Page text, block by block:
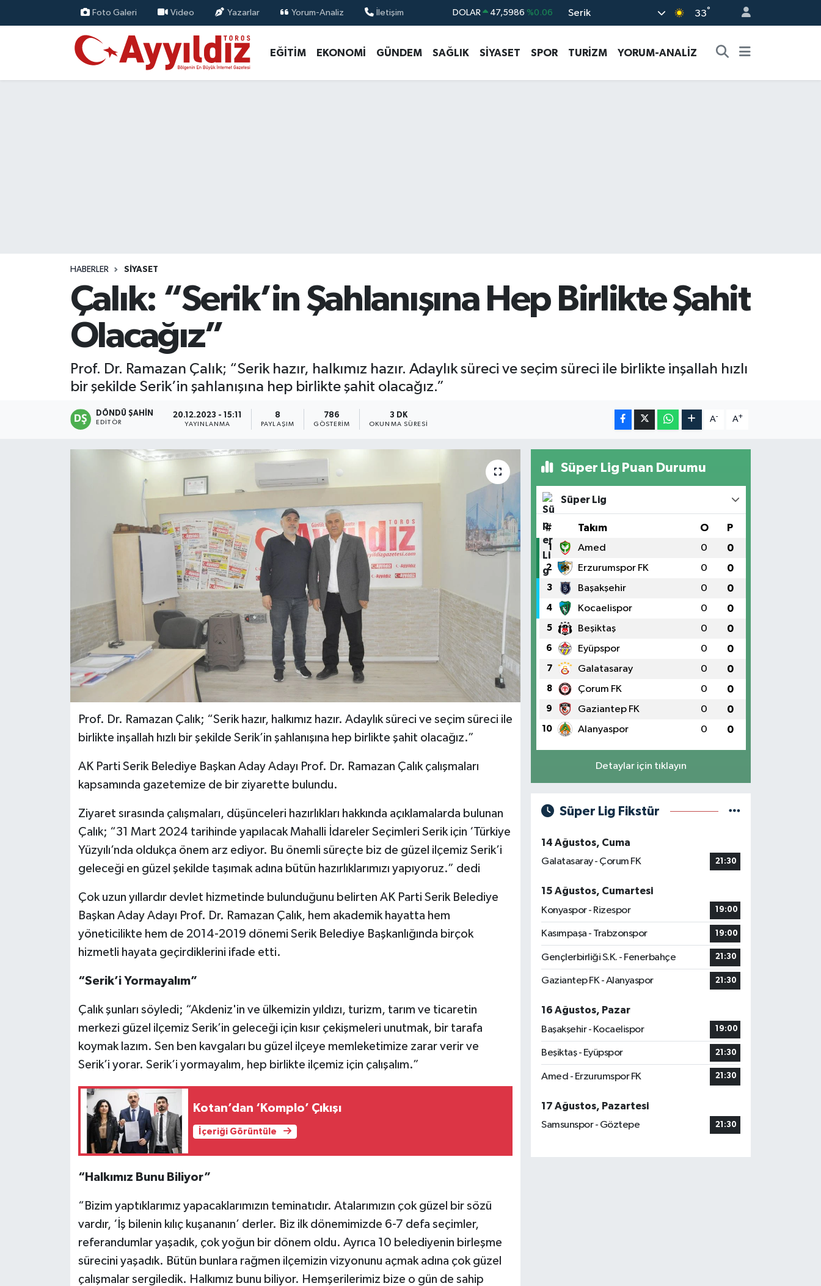
Foto Galeri Video Yazarlar Yorum-Analiz İletişim DOLAR 47,5986 %0.06
STERLİN 64,2438 %0.21
GRAM ALTIN 6518.23 %0.39
Serik 33°
EĞİTİM EKONOMİ GÜNDEM SAĞLIK SİYASET SPOR TURİZM YORUM-ANALİZ
HABERLER SİYASET
Çalık: “Serik’in Şahlanışına Hep Birlikte Şahit
Olacağız”
Prof. Dr. Ramazan Çalık; “Serik hazır, halkımız hazır. Adaylık süreci ve seçim süreci ile birlikte inşallah hızlı
bir şekilde Serik’in şahlanışına hep birlikte şahit olacağız.”
DÖNDÜ ŞAHİN
EDITÖR
20.12.2023 - 15:11
YAYINLANMA
8
PAYLAŞIM
786
GÖSTERIM
3 DK
OKUNMA SÜRESI
A- A+
Prof. Dr. Ramazan Çalık; “Serik hazır, halkımız hazır. Adaylık süreci ve seçim süreci ile
birlikte inşallah hızlı bir şekilde Serik’in şahlanışına hep birlikte şahit olacağız.”
AK Parti Serik Belediye Başkan Aday Adayı Prof. Dr. Ramazan Çalık çalışmaları
kapsamında gazetemize de bir ziyarette bulundu.
Ziyaret sırasında çalışmaları, düşünceleri hazırlıkları hakkında açıklamalarda bulunan
Çalık; “31 Mart 2024 tarihinde yapılacak Mahalli İdareler Seçimleri Serik için ‘Türkiye
Yüzyılı’nda oldukça önem arz ediyor. Bu önemli süreçte biz de güzel ilçemiz Serik’i
geleceği en güzel şekilde taşımak adına bütün hazırlıklarımızı yapıyoruz.” dedi
Çok uzun yıllardır devlet hizmetinde bulunduğunu belirten AK Parti Serik Belediye
Başkan Aday Adayı Prof. Dr. Ramazan Çalık, hem akademik hayatta hem
yöneticilikte hem de 2014-2019 dönemi Serik Belediye Başkanlığında birçok
hizmetli hayata geçirdiklerini ifade etti.
“Serik’i Yormayalım”
Çalık şunları söyledi; “Akdeniz'in ve ülkemizin yıldızı, turizm, tarım ve ticaretin
merkezi güzel ilçemiz Serik’in geleceği için kısır çekişmeleri unutmak, bir tarafa
koymak lazım. Sen ben kavgaları bu güzel ilçeye memleketimize zarar verir ve
Serik’i yorar. Serik’i yormayalım, hep birlikte ilçemiz için çalışalım.”
Kotan’dan ‘Komplo’ Çıkışı
İçeriği Görüntüle
“Halkımız Bunu Biliyor”
“Bizim yaptıklarımız yapacaklarımızın teminatıdır. Atalarımızın çok güzel bir sözü
vardır, ‘İş bilenin kılıç kuşananın’ derler. Biz ilk dönemimizde 6-7 defa seçimler,
referandumlar yaşadık, çok yoğun bir dönem oldu. Ayrıca 10 belediyenin birleşme
sürecini yaşadık. Bütün bunlara rağmen ilçemizin vizyonunu açmak adına çok güzel
çalışmalar sergiledik. Halkımız bunu biliyor. Hemşerilerimiz bize o gün de sahip
Süper Lig Puan Durumu
Süper Lig
# Takım O P
1 Amed 0 0
2 Erzurumspor FK 0 0
3 Başakşehir 0 0
4 Kocaelispor 0 0
5 Beşiktaş 0 0
6 Eyüpspor 0 0
7 Galatasaray 0 0
8 Çorum FK 0 0
9 Gaziantep FK 0 0
10 Alanyaspor 0 0
Detaylar için tıklayın
Süper Lig Fikstür
14 Ağustos, Cuma
Galatasaray - Çorum FK
21:30
15 Ağustos, Cumartesi
Konyaspor - Rizespor
19:00
Kasımpaşa - Trabzonspor 19:00
Gençlerbirliği S.K. - Fenerbahçe 21:30
Gaziantep FK - Alanyaspor 21:30
16 Ağustos, Pazar
Başakşehir - Kocaelispor
19:00
Beşiktaş - Eyüpspor 21:30
Amed - Erzurumspor FK 21:30
17 Ağustos, Pazartesi
Samsunspor - Göztepe
21:30